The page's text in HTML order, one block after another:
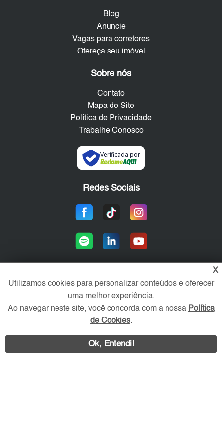
WhatsApp Contatar
Blog
Anuncie
Vagas para corretores
Ofereça seu imóvel
Sobre nós
Contato
Mapa do Site
Política de Privacidade
Trabalhe Conosco
Verificada por
Redes Sociais
Área exclusiva aos anunciantes,
acesse sua conta:
X
Utilizamos cookies para personalizar conteúdos e oferecer
uma melhor experiência.
Ao navegar neste site, você concorda com a nossa Política
de Cookies.
Ok, Entendi!